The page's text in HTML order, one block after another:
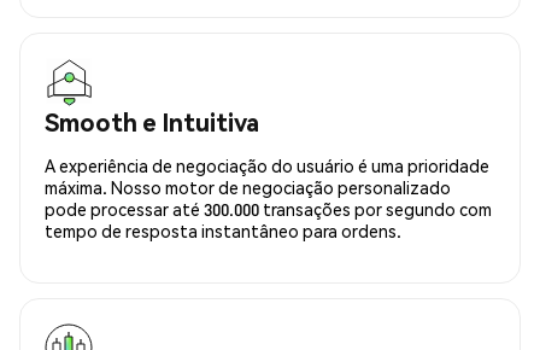
Smooth e Intuitiva
A experiência de negociação do usuário é uma prioridade
máxima. Nosso motor de negociação personalizado
pode processar até 300.000 transações por segundo com
tempo de resposta instantâneo para ordens.